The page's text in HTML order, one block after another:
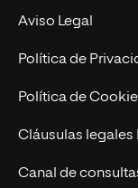
Experto
Postgrados
Cursos
Nuestro Equipo
Trabaja en UNIR
Actualidad
UNIR Revista
Eventos
Aviso Legal
Política de
Política de
Cláusulas legales
Canal de